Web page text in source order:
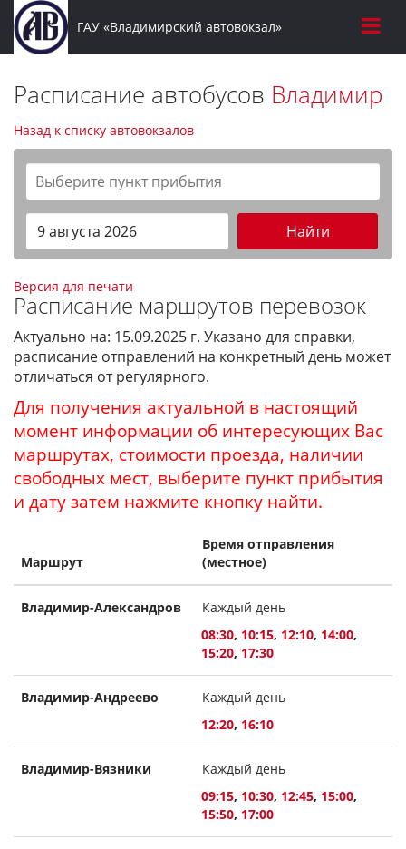
ГАУ «Владимирский автовокзал»
Расписание автобусов Владимир
Назад к списку автовокзалов
Найти
Версия для печати
Расписание маршрутов перевозок
Актуально на: 15.09.2025 г. Указано для справки,
расписание отправлений на конкретный день может
отличаться от регулярного.
Для получения актуальной в настоящий
момент информации об интересующих Вас
маршрутах, стоимости проезда, наличии
свободных мест, выберите пункт прибытия
и дату затем нажмите кнопку найти.
Маршрут
Время отправления
(местное)
Владимир-Александров
Каждый день
08:30, 10:15, 12:10, 14:00,
15:20, 17:30
Владимир-Андреево
Каждый день
12:20, 16:10
Владимир-Вязники
Каждый день
09:15, 10:30, 12:45, 15:00,
15:50, 17:00